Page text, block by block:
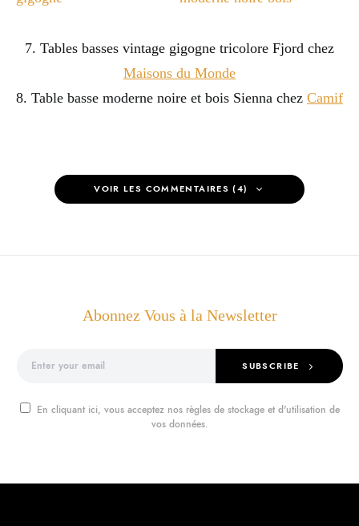
7. Tables basses vintage gigogne tricolore Fjord chez
Maisons du Monde
8. Table basse moderne noire et bois Sienna chez Camif
VOIR LES COMMENTAIRES (4)
Abonnez Vous à la Newsletter
SUBSCRIBE
En cliquant ici, vous acceptez nos règles de stockage et d'utilisation de
vos données.